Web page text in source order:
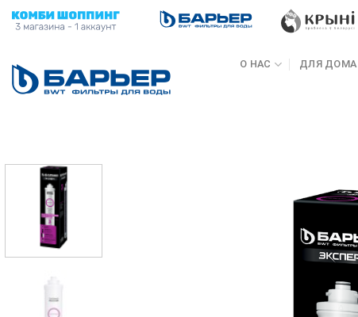
Skip
О НАС ДЛЯ ДОМА